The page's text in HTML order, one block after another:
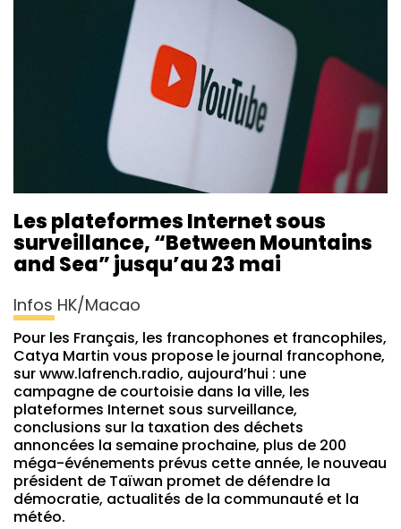
Les plateformes Internet sous
surveillance, “Between Mountains
and Sea” jusqu’au 23 mai
Infos HK/Macao
Pour les Français, les francophones et francophiles,
Catya Martin vous propose le journal francophone,
sur www.lafrench.radio, aujourd’hui : une
campagne de courtoisie dans la ville, les
plateformes Internet sous surveillance,
conclusions sur la taxation des déchets
annoncées la semaine prochaine, plus de 200
méga-événements prévus cette année, le nouveau
président de Taïwan promet de défendre la
démocratie, actualités de la communauté et la
météo.